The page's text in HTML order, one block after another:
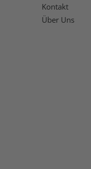
Kontakt
Über Uns